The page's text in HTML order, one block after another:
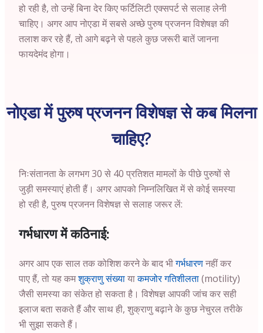
हो रही है, तो उन्हें बिना देर किए फर्टिलिटी एक्सपर्ट से सलाह लेनी
चाहिए। अगर आपनोएडामें सबसे अच्छे पुरुष प्रजनन विशेषज्ञ की
तलाश कर रहे हैं, तो आगे बढ़ने से पहले कुछ जरूरी बातें जानना
फायदेमंद होगा।
नोएडा में पुरुष प्रजनन विशेषज्ञ से कब मिलना
चाहिए?
निःसंतानता के लगभग 30 से 40 प्रतिशत मामलों के पीछे पुरुषों से
जुड़ी समस्याएं होती हैं। अगर आपको निम्नलिखित में से कोई समस्या
हो रही है, पुरुष प्रजनन विशेषज्ञ से सलाह जरूर लें:
गर्भधारण में कठिनाई:
अगर आप एक साल तक कोशिश करने के बाद भीगर्भधारणनहीं कर
पाए हैं, तो यह कमशुक्राणु संख्यायाकमजोर गतिशीलता(motility)
जैसी समस्या का संकेत हो सकता है। विशेषज्ञ आपकी जांच कर सही
इलाज बता सकते हैं और साथ ही, शुक्राणु बढ़ाने के कुछ नेचुरल तरीके
भी सुझा सकते हैं।